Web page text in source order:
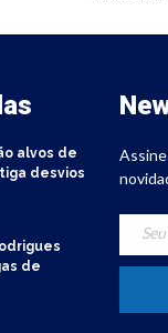
alvos de
desvios
de